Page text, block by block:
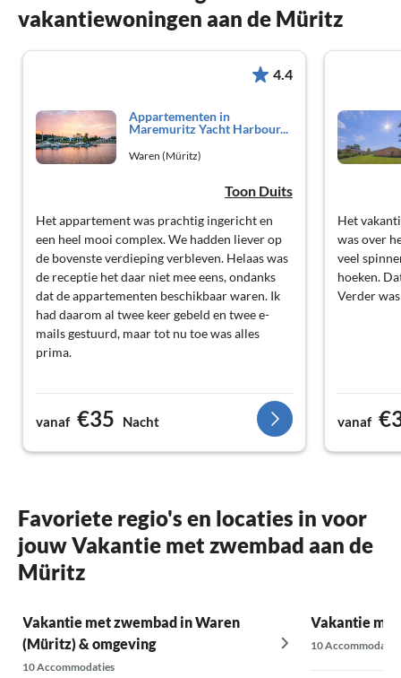
vakantiewoningen aan de Müritz
4.4
Appartementen in
Maremuritz Yacht Harbour...
Waren (Müritz)
Toon Duits
Het appartement was prachtig ingericht en
een heel mooi complex. We hadden liever op
de bovenste verdieping verbleven. Helaas was
de receptie het daar niet mee eens, ondanks
dat de appartementen beschikbaar waren. Ik
had daarom al twee keer gebeld en twee e-
mails gestuurd, maar tot nu toe was alles
prima.
vanaf €35 Nacht
Het
was over
veel
hoeken.
Verder
vanaf
Favoriete regio's en locaties in voor
jouw Vakantie met zwembad aan de
Müritz
Vakantie met zwembad in Waren
(Müritz) & omgeving
10 Accommodaties
Vakantie
10